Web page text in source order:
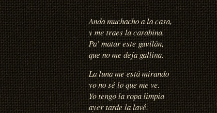
Anda muchacho a la casa,
y me traes la carabina.
Pa’ matar este gavilán,
que no me deja gallina.
La luna me está mirando
yo no sé lo que me ve.
Yo tengo la ropa limpia
ayer tarde la lavé.